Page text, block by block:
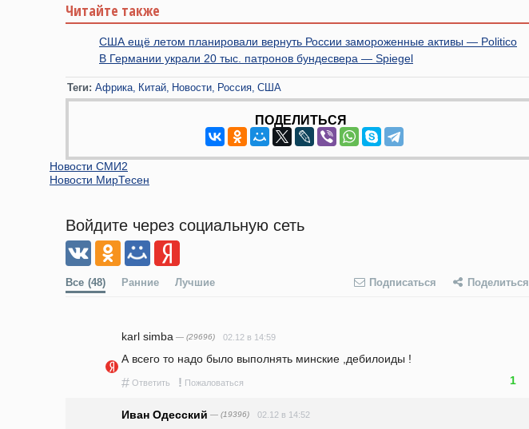
Читайте также
США ещё летом планировали вернуть России замороженные активы — Politico
В Германии украли 20 тыс. патронов бундесвера — Spiegel
Теги: Африка Китай Новости Россия США
ПОДЕЛИТЬСЯ
Новости СМИ2
Новости МирТесен
Войдите через социальную сеть
Все (48) Ранние Лучшие Подписаться Поделиться
karl simba — (29696) 02.12 в 14:59
А всего то надо было выполнять минские ,дебилоиды !
# Ответить ! Пожаловаться 1
Иван Одесский — (19396) 02.12 в 14:52